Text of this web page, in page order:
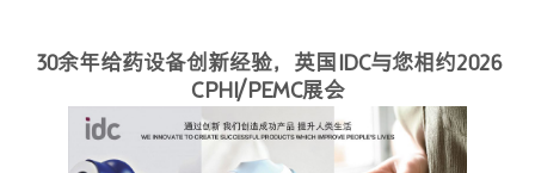
30余年给药设备创新经验，英国IDC与您相约2026
CPHI/PEMC展会